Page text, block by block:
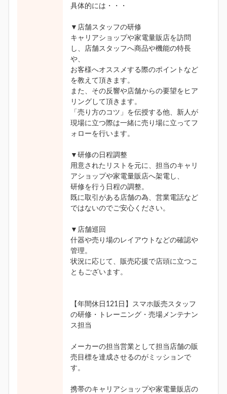
具体的には・・・
▼店舗スタッフの研修
キャリアショップや家電量販店を訪問
し、店舗スタッフへ商品や機能の特長
や、
お客様へオススメする際のポイントなど
を教えて頂きます。
また、その反響や店舗からの要望をヒア
リングして頂きます。
「売り方のコツ」を伝授する他、新人が
現場に立つ際は一緒に売り場に立ってフ
ォローを行います。
▼研修の日程調整
用意されたリストを元に、担当のキャリ
アショップや家電量販店へ架電し、
研修を行う日程の調整。
既に取引がある店舗の為、営業電話など
ではないのでご安心ください。
▼店舗巡回
什器や売り場のレイアウトなどの確認や
管理。
状況に応じて、販売応援で店頭に立つこ
ともございます。
【年間休日121日】スマホ販売スタッフ
の研修・トレーニング・売場メンテナン
ス担当
メーカーの担当営業として担当店舗の販
売目標を達成させるのがミッションで
す。
携帯のキャリアショップや家電量販店の